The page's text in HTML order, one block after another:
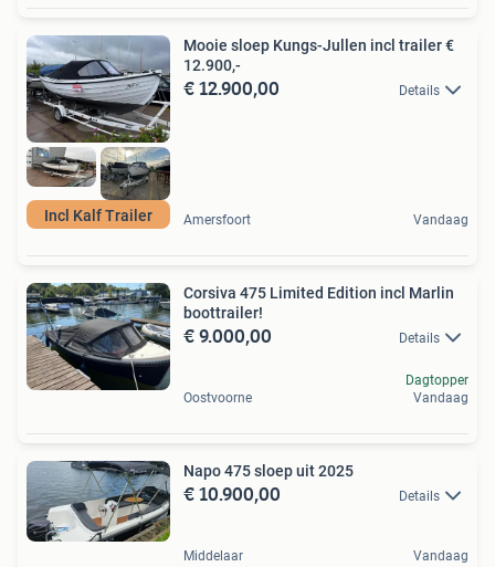
Incl Kalf Trailer
Mooie sloep Kungs-Jullen incl trailer €
12.900,-
€ 12.900,00 Details
Amersfoort Vandaag
Corsiva 475 Limited Edition incl Marlin
boottrailer!
€ 9.000,00 Details
Oostvoorne
Dagtopper
Vandaag
Napo 475 sloep uit 2025
€ 10.900,00 Details
Middelaar Vandaag